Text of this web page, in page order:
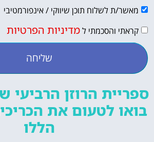
מאשר/ת לשלוח תוכן שיווקי / אינפורמטיבי
קראתי והסכמתי למדיניות הפרטיות
שליחה
ספריית הרוזן הרביעי
בואו לטעום את
הללו